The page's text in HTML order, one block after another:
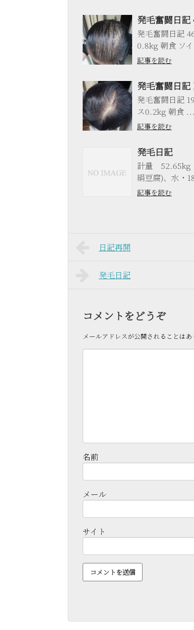
発毛奮闘日記
発毛奮闘日記
0.8kg 朝食 ソ
記事を読む
発毛奮闘日記
発毛奮闘日記
ス0.2kg 朝食 ...
記事を読む
発毛日記
計量 52.65kg
絹豆腐)、水・
記事を読む
日記再開
発毛日記
コメントをどうぞ
メールアドレスが公開されることはあ
名前
メール
サイト